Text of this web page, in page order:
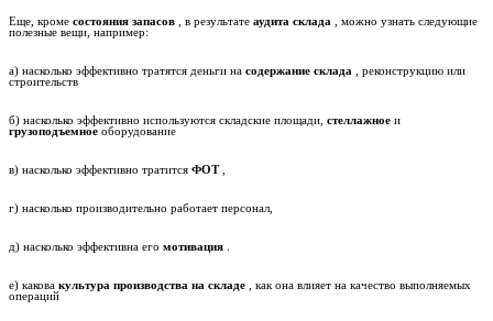
Еще, кроме состояния запасов , в результате аудита склада
, можно узнать следующие
полезные вещи, например:
а) насколько эффективно тратятся деньги на содержание склада
, реконструкцию или
строительств
б) насколько эффективно используются складские площади, стеллажное и
грузоподъемное оборудование
в) насколько эффективно тратится ФОТ
г) насколько производительно работает персонал,
д) насколько эффективна его мотивация
е) какова культура производства на складе
, как она влияет на качество выполняемых
операций